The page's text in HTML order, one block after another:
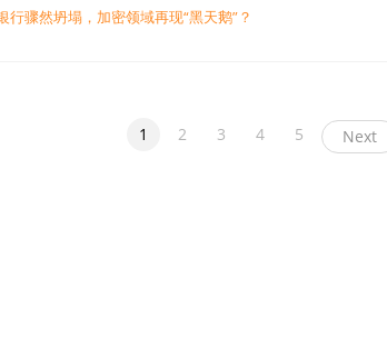
骤然坍塌，加密领域再现“黑天鹅”？
1 2 3 4 5 Next